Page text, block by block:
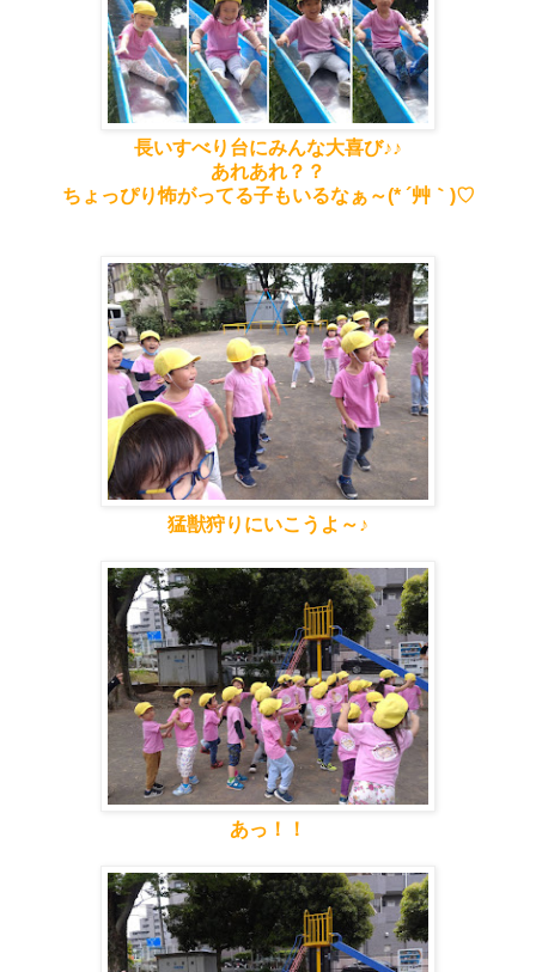
長いすべり台にみんな大喜び♪♪
あれあれ？？
ちょっぴり怖がってる子もいるなぁ～(* ´艸｀)♡
猛獣狩りにいこうよ～♪
あっ！！